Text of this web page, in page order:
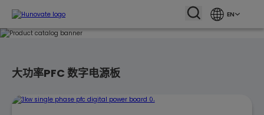
EN
大功率PFC 数字电源板